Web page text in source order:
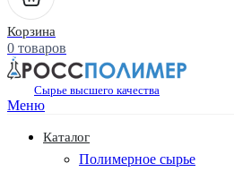
Корзина
0 товаров
Сырье высшего качества
Меню
Каталог
Полимерное сырье